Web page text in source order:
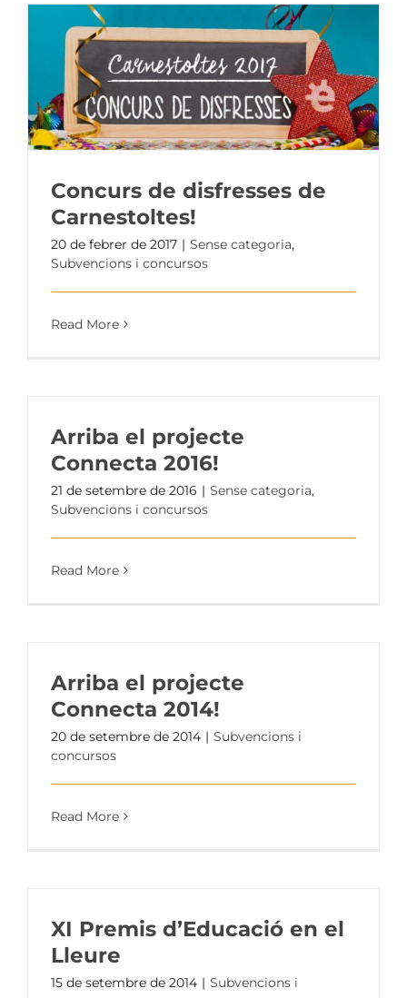
Concurs de disfresses de
Carnestoltes!
20 de febrer de 2017 | Sense categoria,
Subvencions i concursos
Read More
Arriba el projecte
Connecta 2016!
21 de setembre de 2016 | Sense categoria,
Subvencions i concursos
Read More
Arriba el projecte
Connecta 2014!
20 de setembre de 2014 | Subvencions i
concursos
Read More
XI Premis d’Educació en el
Lleure
15 de setembre de 2014 | Subvencions i